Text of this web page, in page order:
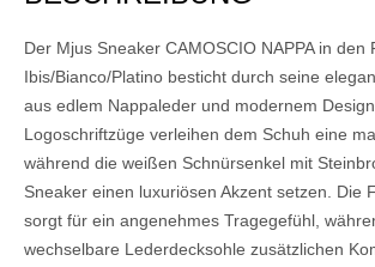
Der Mjus Sneaker CAMOSCIO NAPPA in den
Ibis/Bianco/Platino besticht durch seine
aus edlem Nappaleder und modernem
Logoschriftzüge verleihen dem Schuh eine
während die weißen Schnürsenkel mit
Sneaker einen luxuriösen Akzent setzen. Die
sorgt für ein angenehmes Tragegefühl,
wechselbare Lederdecksohle zusätzlichen